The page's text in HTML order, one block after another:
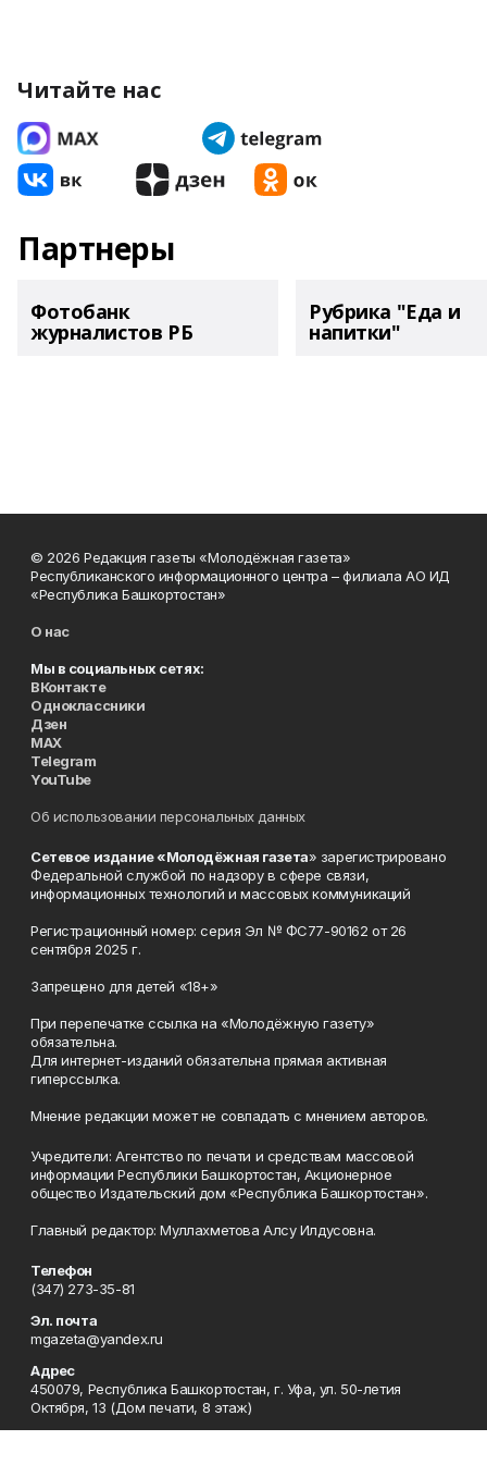
Читайте нас
Партнеры
Фотобанк
журналистов РБ
Рубрика "Еда и
напитки"
© 2026 Редакция газеты «Молодёжная газета»
Республиканского информационного центра – филиала АО ИД
«Республика Башкортостан»
О нас
Мы в социальных сетях:
ВКонтакте
Одноклассники
Дзен
MAX
Telegram
YouTube
Об использовании персональных данных
Сетевое издание «Молодёжная газета» зарегистрировано
Федеральной службой по надзору в сфере связи,
информационных технологий и массовых коммуникаций
Регистрационный номер: серия Эл № ФС77-90162 от 26
сентября 2025 г.
Запрещено для детей «18+»
При перепечатке ссылка на «Молодёжную газету»
обязательна.
Для интернет-изданий обязательна прямая активная
гиперссылка.
Мнение редакции может не совпадать с мнением авторов.
Учредители: Агентство по печати и средствам массовой
информации Республики Башкортостан, Акционерное
общество Издательский дом «Республика Башкортостан».
Главный редактор: Муллахметова Алсу Илдусовна.
Телефон
(347) 273-35-81
Эл. почта
mgazeta@yandex.ru
Адрес
450079, Республика Башкортостан, г. Уфа, ул. 50-летия
Октября, 13 (Дом печати, 8 этаж)